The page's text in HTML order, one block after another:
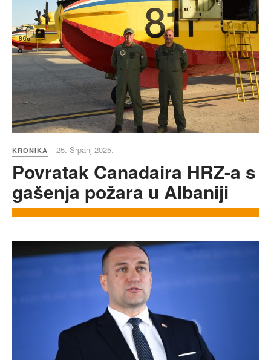
KRONIKA 25. Srpanj 2025.
Povratak Canadaira HRZ-a s
gašenja požara u Albaniji